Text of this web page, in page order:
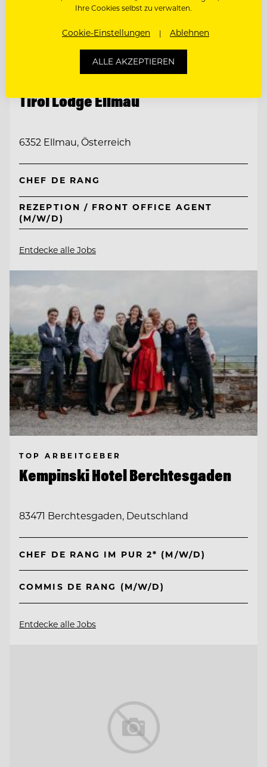
Tirol Lodge Ellmau
6352 Ellmau, Österreich
CHEF DE RANG
REZEPTION / FRONT OFFICE AGENT
(M/W/D)
Entdecke alle Jobs
TOP ARBEITGEBER
Kempinski Hotel Berchtesgaden
83471 Berchtesgaden, Deutschland
CHEF DE RANG IM PUR 2* (M/W/D)
COMMIS DE RANG (M/W/D)
Entdecke alle Jobs
Ihre Cookies selbst zu verwalten.
Cookie-Einstellungen Ablehnen
ALLE AKZEPTIEREN